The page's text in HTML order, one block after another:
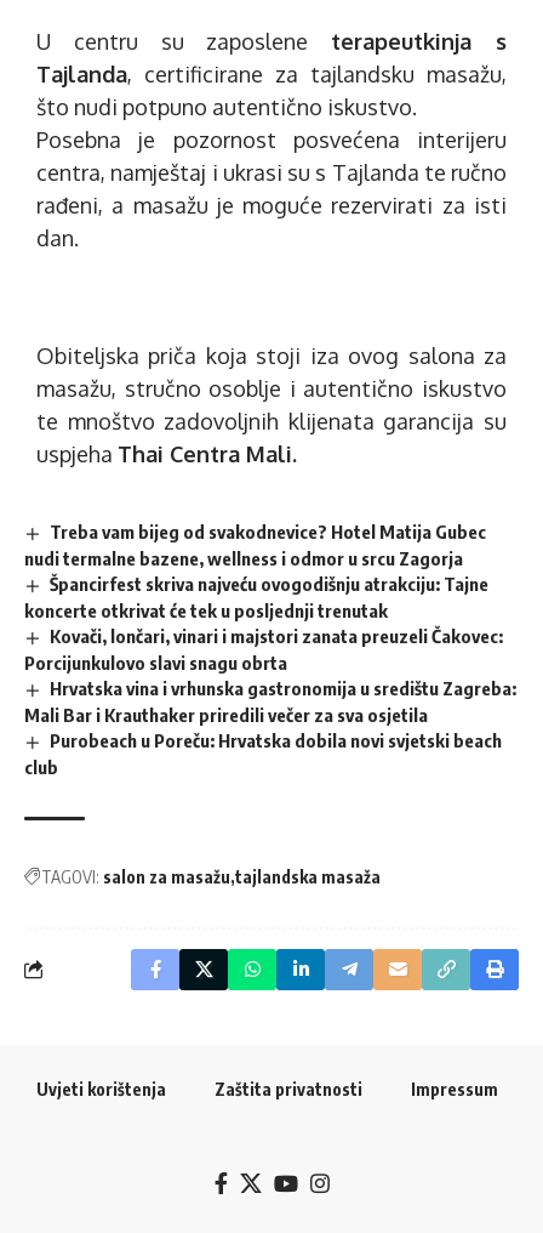
U centru su zaposlene terapeutkinja s
Tajlanda, certificirane za tajlandsku masažu,
što nudi potpuno autentično iskustvo.
Posebna je pozornost posvećena interijeru
centra, namještaj i ukrasi su s Tajlanda te ručno
rađeni, a masažu je moguće rezervirati za isti
dan.
Obiteljska priča koja stoji iza ovog salona za
masažu, stručno osoblje i autentično iskustvo
te mnoštvo zadovoljnih klijenata garancija su
uspjeha Thai Centra Mali.
Treba vam bijeg od svakodnevice? Hotel Matija Gubec
nudi termalne bazene, wellness i odmor u srcu Zagorja
Špancirfest skriva najveću ovogodišnju atrakciju: Tajne
koncerte otkrivat će tek u posljednji trenutak
Kovači, lončari, vinari i majstori zanata preuzeli Čakovec:
Porcijunkulovo slavi snagu obrta
Hrvatska vina i vrhunska gastronomija u središtu Zagreba:
Mali Bar i Krauthaker priredili večer za sva osjetila
Purobeach u Poreču: Hrvatska dobila novi svjetski beach
club
TAGOVI: salon za masažu tajlandska masaža
Uvjeti korištenja Zaštita privatnosti Impressum